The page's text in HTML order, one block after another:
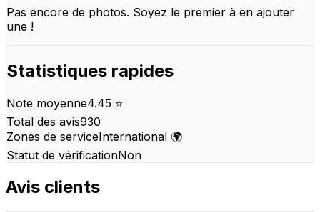
Pas encore de photos. Soyez le premier à en ajouter
une !
Statistiques rapides
Note moyenne4.45 ⭐
Total des avis930
Zones de serviceInternational 🌍
Statut de vérificationNon
Avis clients